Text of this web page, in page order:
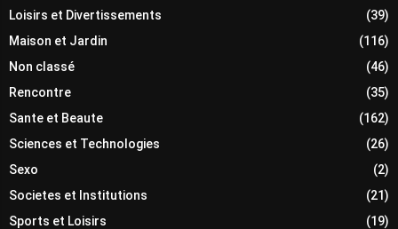
Loisirs et Divertissements
(39)
Maison et Jardin
(116)
Non classé
(46)
Rencontre
(35)
Sante et Beaute
(162)
Sciences et Technologies
(26)
Sexo
(2)
Societes et Institutions
(21)
Sports et Loisirs
(19)